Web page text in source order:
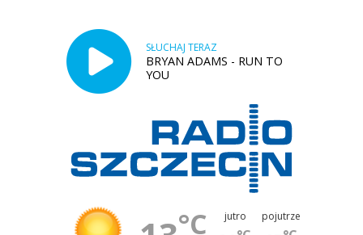
SŁUCHAJ TERAZ
BRYAN ADAMS - RUN TO
YOU
°C jutro pojutrze